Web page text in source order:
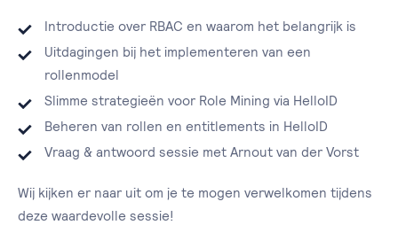
Introductie over RBAC en waarom het belangrijk is
Uitdagingen bij het implementeren van een
rollenmodel
Slimme strategieën voor Role Mining via HelloID
Beheren van rollen en entitlements in HelloID
Vraag & antwoord sessie met Arnout van der Vorst
Wij kijken er naar uit om je te mogen verwelkomen tijdens
deze waardevolle sessie!